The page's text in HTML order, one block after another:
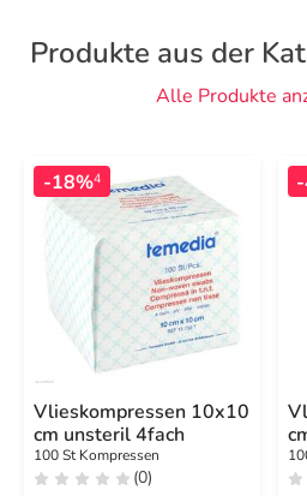
Produkte aus der
Alle Produkte
-18%4
Vlieskompressen 10x10
cm unsteril 4fach
100 St Kompressen
(0)